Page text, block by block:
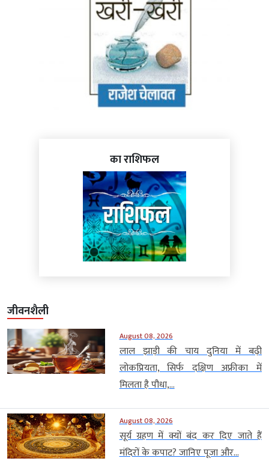
का राशिफल
जीवनशैली
August 08, 2026
लाल झाड़ी की चाय दुनिया में बढ़ी
लोकप्रियता, सिर्फ दक्षिण अफ्रीका में
मिलता है पौधा,...
August 08, 2026
सूर्य ग्रहण में क्यों बंद कर दिए जाते हैं
मंदिरों के कपाट? जानिए पूजा और...